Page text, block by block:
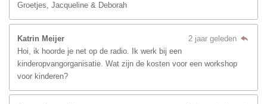
Groetjes, Jacqueline & Deborah
Katrin Meijer
2 jaar geleden
Hoi, ik hoorde je net op de radio. Ik werk bij een
kinderopvangorganisatie. Wat zijn de kosten voor een workshop
voor kinderen?